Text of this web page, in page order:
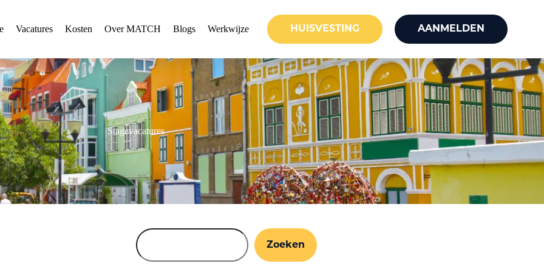
Vacatures Kosten Over MATCH Blogs Werkwijze HUISVESTING AANMELDEN
Stagevacatures
Zoeken